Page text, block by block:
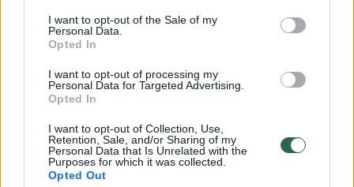
I want to opt-out of the Sale of my
Personal Data.
Opted In
I want to opt-out of processing my
Personal Data for Targeted Advertising.
Opted In
I want to opt-out of Collection, Use,
Retention, Sale, and/or Sharing of my
Personal Data that Is Unrelated with the
Purposes for which it was collected.
Opted Out
Ukrainos valstybinės maisto ir vartotojų apsaugos
tarnybos vadovo pavaduotojas Vadimas Čaikovskis.
Pasak V. Čaikovskio, skėrių invazijos protrūkiai
konfliktų regionuose vyksta nuo 2022 m. 2023 m.
skėrių užfiksuota Donecke, Zaporižioje ir Chersone, o
2024 m. – dviejuose Charkivo srities rajonuose.
Tačiau ankstesni protrūkiai buvo mažesnio masto nei
šiemet, sakė V. Čaikovskis.